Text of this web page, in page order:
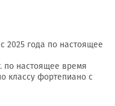
года по настоящее
по настоящее время
классу фортепиано с